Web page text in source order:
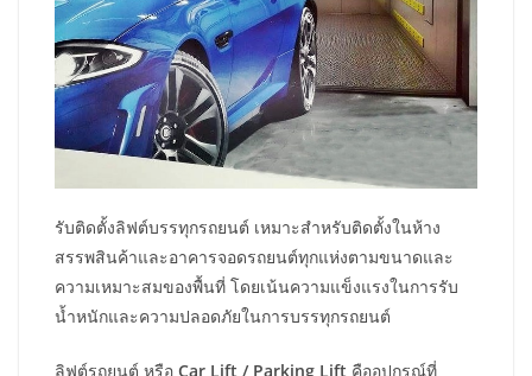
รับติดตั้งลิฟต์บรรทุกรถยนต์ เหมาะสำหรับติดตั้งในห้าง
สรรพสินค้าและอาคารจอดรถยนต์ทุกแห่งตามขนาดและ
ความเหมาะสมของพื้นที่ โดยเน้นความแข็งแรงในการรับ
น้ำหนักและความปลอดภัยในการบรรทุกรถยนต์
ลิฟต์รถยนต์ หรือ Car Lift / Parking Lift คืออุปกรณ์ที่